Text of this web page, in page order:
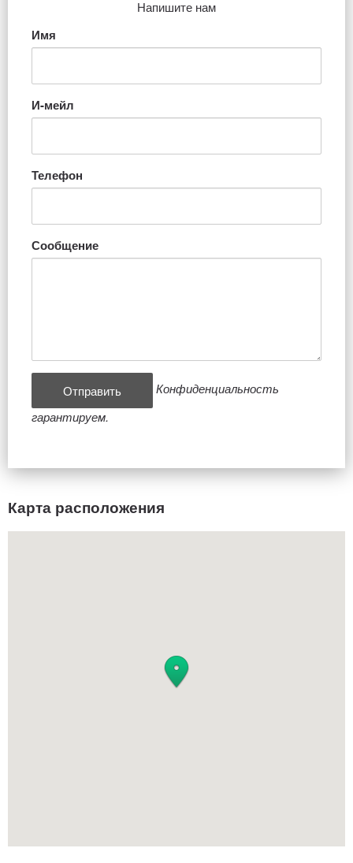
Напишите нам
Имя
И-мейл
Телефон
Сообщение
Конфиденциальность
гарантируем.
Карта расположения